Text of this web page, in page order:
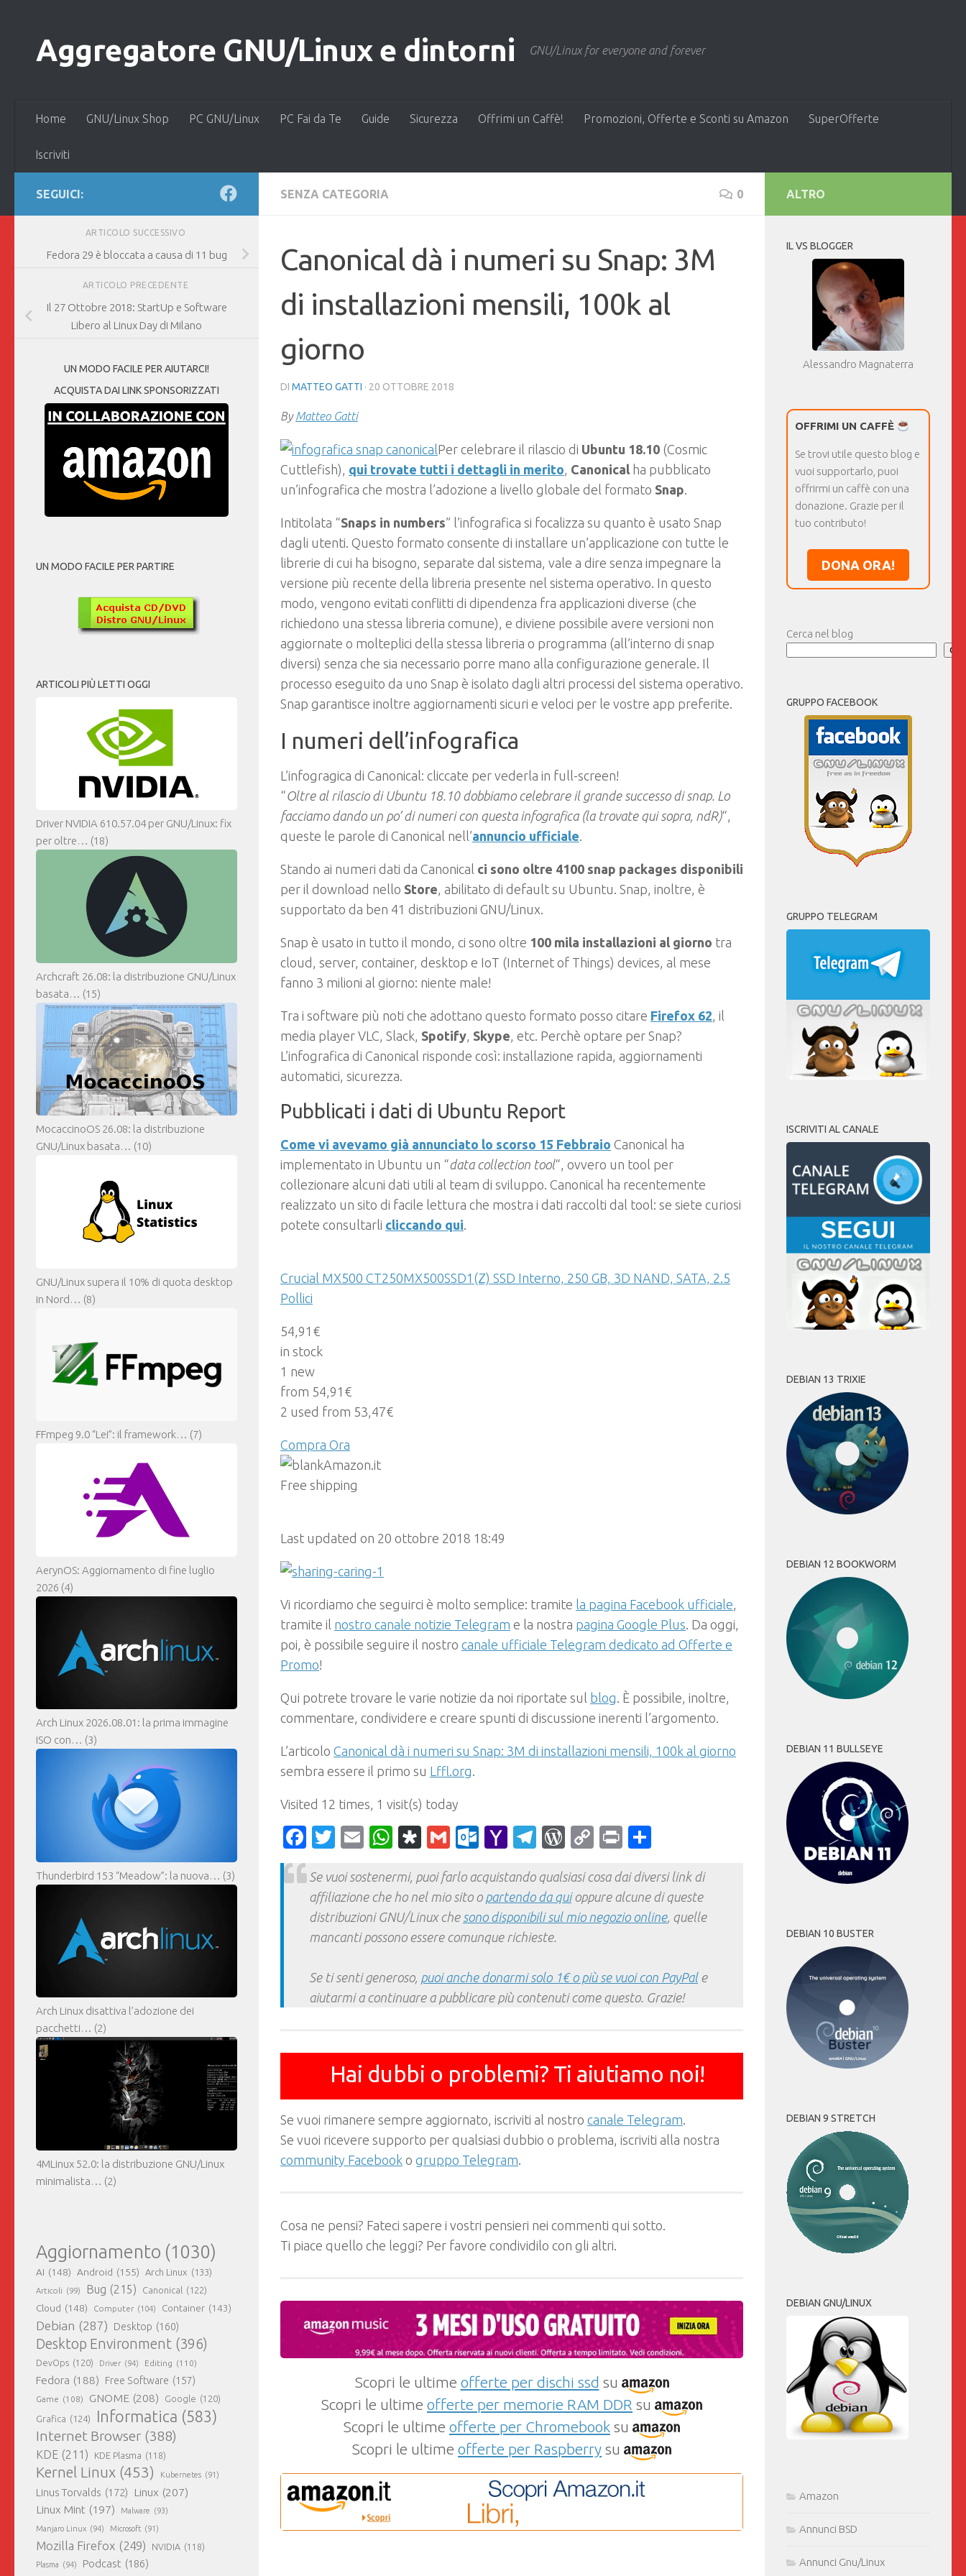
Aggregatore GNU/Linux e dintorni GNU/Linux for everyone and forever
Home GNU/Linux Shop PC GNU/Linux PC Fai da Te Guide Sicurezza Offrimi un Caffè! Promozioni, Offerte e Sconti su Amazon SuperOfferte
Iscriviti
SENZA CATEGORIA 0
Canonical dà i numeri su Snap: 3M
di installazioni mensili, 100k al
giorno
DI MATTEO GATTI · 20 OTTOBRE 2018
ByMatteo Gatti
Per celebrare il rilascio di Ubuntu 18.10 (Cosmic
Cuttlefish), qui trovate tutti i dettagli in merito, Canonical ha pubblicato
un’infografica che mostra l’adozione a livello globale del formato Snap.
Intitolata “Snaps in numbers” l’infografica si focalizza su quanto è usato Snap
dagli utenti. Questo formato consente di installare un’applicazione con tutte le
librerie di cui ha bisogno, separate dal sistema, vale a dire senza impegnare la
versione più recente della libreria presente nel sistema operativo. In questo
modo, vengono evitati conflitti di dipendenza fra applicazioni diverse (che
richiedono una stessa libreria comune), e diviene possibile avere versioni non
aggiornate o molteplici della stessa libreria o programma (all’interno di snap
diversi) senza che sia necessario porre mano alla configurazione generale. Il
processo eseguito da uno Snap è isolato dagli altri processi del sistema operativo.
Snap garantisce inoltre aggiornamenti sicuri e veloci per le vostre app preferite.
I numeri dell’infografica
L’infogragica di Canonical: cliccate per vederla in full-screen!
“Oltre al rilascio di Ubuntu 18.10 dobbiamo celebrare il grande successo di snap. Lo
facciamo dando un po’ di numeri con questa infografica (la trovate qui sopra, ndR)“,
queste le parole di Canonical nell’annuncio ufficiale.
Stando ai numeri dati da Canonical ci sono oltre 4100 snap packages disponibili
per il download nello Store, abilitato di default su Ubuntu. Snap, inoltre, è
supportato da ben 41 distribuzioni GNU/Linux.
Snap è usato in tutto il mondo, ci sono oltre 100 mila installazioni al giorno tra
cloud, server, container, desktop e IoT (Internet of Things) devices, al mese
fanno 3 milioni al giorno: niente male!
Tra i software più noti che adottano questo formato posso citare Firefox 62, il
media player VLC, Slack, Spotify, Skype, etc. Perchè optare per Snap?
L’infografica di Canonical risponde così: installazione rapida, aggiornamenti
automatici, sicurezza.
Pubblicati i dati di Ubuntu Report
Come vi avevamo già annunciato lo scorso 15 Febbraio Canonical ha
implementato in Ubuntu un “data collection tool“, ovvero un tool per
collezionare alcuni dati utili al team di sviluppo. Canonical ha recentemente
realizzato un sito di facile lettura che mostra i dati raccolti dal tool: se siete curiosi
potete consultarli cliccando qui.
Crucial MX500 CT250MX500SSD1(Z) SSD Interno, 250 GB, 3D NAND, SATA, 2.5
Pollici
54,91€
in stock
1 new
from 54,91€
2 used from 53,47€
Compra Ora
Amazon.it
Free shipping
Last updated on 20 ottobre 2018 18:49
Vi ricordiamo che seguirci è molto semplice: tramite la pagina Facebook ufficiale,
tramite il nostro canale notizie Telegram e la nostra pagina Google Plus. Da oggi,
poi, è possibile seguire il nostro canale ufficiale Telegram dedicato ad Offerte e
Promo!
Qui potrete trovare le varie notizie da noi riportate sul blog. È possibile, inoltre,
commentare, condividere e creare spunti di discussione inerenti l’argomento.
L’articolo Canonical dà i numeri su Snap: 3M di installazioni mensili, 100k al giorno
sembra essere il primo su Lffl.org.
Visited 12 times, 1 visit(s) today
Facebook
Twitter
EmailWhatsApp
Diaspora
GmailOutlook.com
YahooTelegram
WordPress
CopyPrint
Se vuoi sostenermi, puoi farlo acquistando qualsiasi cosa dai diversi link di
affiliazione che ho nel mio sito o partendo da quioppure alcune di queste
distribuzioni GNU/Linux che sono disponibili sul mio negozio online, quelle
mancanti possono essere comunque richieste.
Se ti senti generoso, puoi anche donarmi solo 1€ o più se vuoi con PayPale
aiutarmi a continuare a pubblicare più contenuti come questo. Grazie!
Hai dubbi o problemi? Ti aiutiamo noi!
Se vuoi rimanere sempre aggiornato, iscriviti al nostro canale Telegram.
Se vuoi ricevere supporto per qualsiasi dubbio o problema, iscriviti alla nostra
community Facebook o gruppo Telegram.
Cosa ne pensi? Fateci sapere i vostri pensieri nei commenti qui sotto.
Ti piace quello che leggi? Per favore condividilo con gli altri.
Scopri le ultime offerte per dischi ssd su
Scopri le ultime offerte per memorie RAM DDR su
Scopri le ultime offerte per Chromebook su
Scopri le ultime offerte per Raspberry su
SEGUICI:
ARTICOLO SUCCESSIVO
Fedora 29 è bloccata a causa di 11 bug
ARTICOLO PRECEDENTE
Il 27 Ottobre 2018: StartUp e Software
Libero al Linux Day di Milano
UN MODO FACILE PER AIUTARCI!
ACQUISTA DAI LINK SPONSORIZZATI
UN MODO FACILE PER PARTIRE
ARTICOLI PIÙ LETTI OGGI
Driver NVIDIA 610.57.04 per GNU/Linux: fix
per oltre… (18)
Archcraft 26.08: la distribuzione GNU/Linux
basata… (15)
MocaccinoOS 26.08: la distribuzione
GNU/Linux basata… (10)
GNU/Linux supera il 10% di quota desktop
in Nord… (8)
FFmpeg 9.0 “Lei”: il framework… (7)
AerynOS: Aggiornamento di fine luglio
2026 (4)
Arch Linux 2026.08.01: la prima immagine
ISO con… (3)
Thunderbird 153 “Meadow”: la nuova… (3)
Arch Linux disattiva l’adozione dei
pacchetti… (2)
4MLinux 52.0: la distribuzione GNU/Linux
minimalista… (2)
Aggiornamento (1030)
AI (148) Android (155) Arch Linux (133)
Articoli (99) Bug (215) Canonical (122)
Cloud (148) Computer (104) Container (143)
Debian (287) Desktop (160)
Desktop Environment (396)
DevOps (120) Driver (94) Editing (110)
Fedora (188) Free Software (157)
Game (108) GNOME (208) Google (120)
Grafica (124) Informatica (583)
Internet Browser (388)
KDE (211) KDE Plasma (118)
Kernel Linux (453) Kubernetes (91)
Linus Torvalds (172) Linux (207)
Linux Mint (197) Malware (93)
Manjaro Linux (94) Microsoft (91)
Mozilla Firefox (249) NVIDIA (118)
Plasma (94) Podcast (186)
ALTRO
IL VS BLOGGER
Alessandro Magnaterra
OFFRIMI UN CAFFÈ
Se trovi utile questo blog e
vuoi supportarlo, puoi
offrirmi un caffè con una
donazione. Grazie per il
tuo contributo!
DONA ORA!
Cerca nel blog
GRUPPO FACEBOOK
GRUPPO TELEGRAM
ISCRIVITI AL CANALE
DEBIAN 13 TRIXIE
DEBIAN 12 BOOKWORM
DEBIAN 11 BULLSEYE
DEBIAN 10 BUSTER
DEBIAN 9 STRETCH
DEBIAN GNU/LINUX
Amazon
Annunci BSD
Annunci Gnu/Linux